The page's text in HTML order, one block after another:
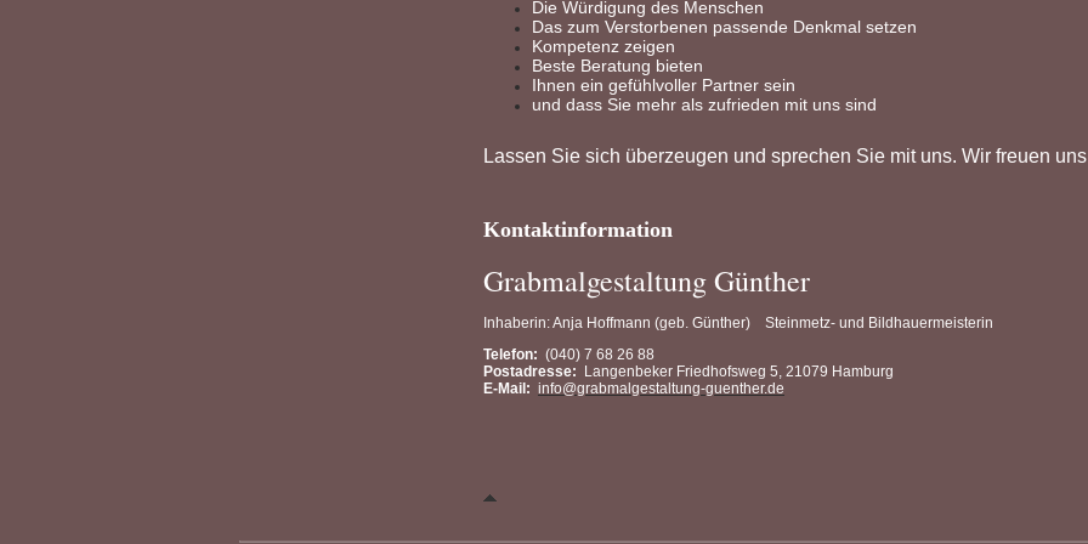
Die Würdigung des Menschen
Das zum Verstorbenen passende Denkmal setzen
Kompetenz zeigen
Beste Beratung bieten
Ihnen ein gefühlvoller Partner sein
und dass Sie mehr als zufrieden mit uns sind
Lassen Sie sich überzeugen und sprechen Sie mit uns. Wir freuen
Kontaktinformation
Grabmalgestaltung Günther
Inhaberin: Anja Hoffmann (geb. Günther) Steinmetz- und Bildhauermeisterin
Telefon: (040) 7 68 26 88
Postadresse: Langenbeker Friedhofsweg 5, 21079 Hamburg
E-Mail: info@grabmalgestaltung-guenther.de